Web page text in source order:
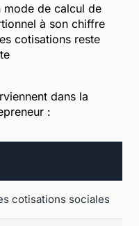
mode de calcul de
à son chiffre
cotisations reste
dans la
:
cotisations sociales